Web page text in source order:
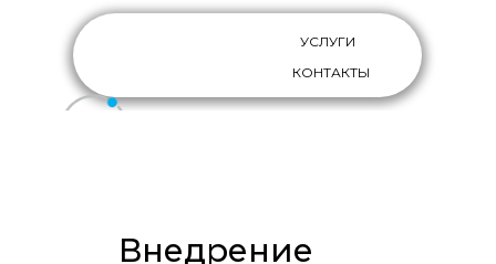
УСЛУГИ
КОНТАКТЫ
Внедрение